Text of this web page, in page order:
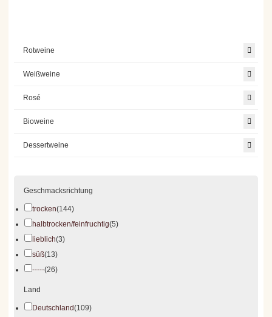
Rotweine
Weißweine
Rosé
Bioweine
Dessertweine
Geschmacksrichtung
trocken(144)
halbtrocken/feinfruchtig(5)
lieblich(3)
süß(13)
-----(26)
Land
Deutschland(109)